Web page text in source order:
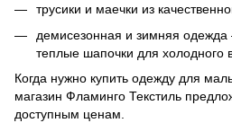
трусики и маечки из
демисезонная и зимняя
теплые шапочки для холодного
Когда нужно купить одежду для
магазин Фламинго Текстиль
доступным ценам.